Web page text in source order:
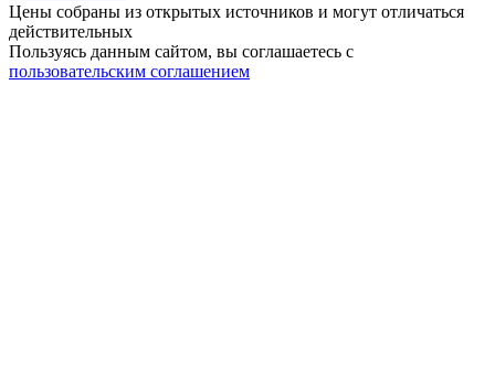
Цены собраны из открытых источников и могут отличаться
действительных
Пользуясь данным сайтом, вы соглашаетесь c
пользовательским соглашением